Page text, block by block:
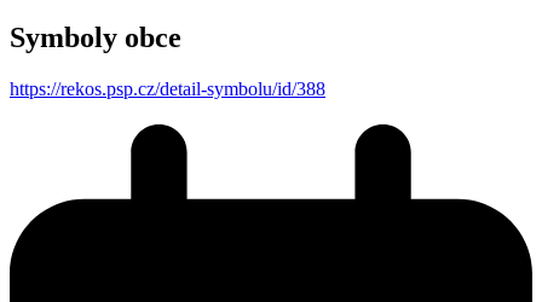
Symboly obce
https://rekos.psp.cz/detail-symbolu/id/388